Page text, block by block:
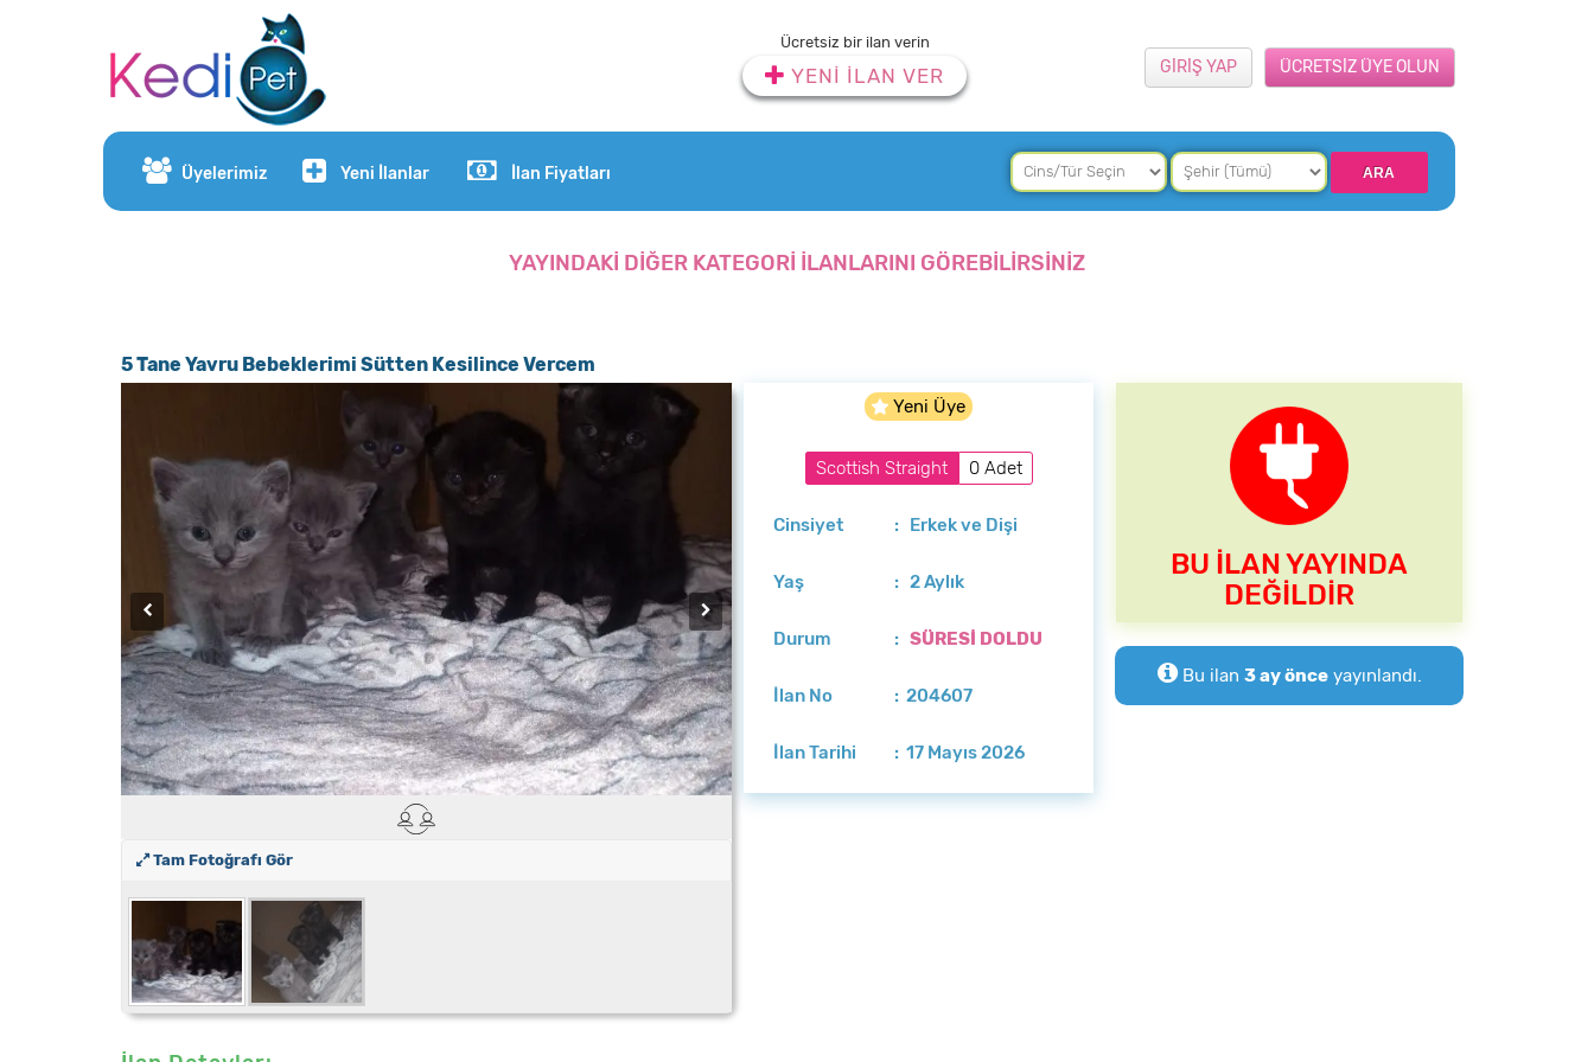
Ücretsiz bir ilan verin
YENİ İLAN VER ÜCRETSİZ ÜYE OLUN
GİRİŞ YAP
Üyelerimiz Yeni İlanlar İlan Fiyatları
YAYINDAKİ DİĞER KATEGORİ İLANLARINI GÖREBİLİRSİNİZ
5 Tane Yavru Bebeklerimi Sütten Kesilince Vercem
Tam Fotoğrafı Gör
Yeni Üye
Scottish Straight 0 Adet
Cinsiyet : Erkek ve Dişi
Yaş : 2 Aylık
Durum :SÜRESİ DOLDU
İlan No : 204607
İlan Tarihi : 17 Mayıs 2026
BU İLAN YAYINDA
DEĞİLDİR
Bu ilan 3 ay önceyayınlandı.